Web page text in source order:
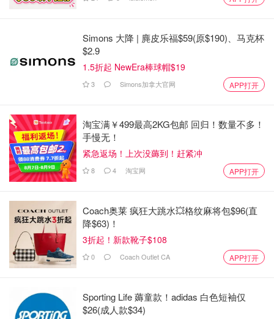
【DNA修护成分】
雨生红球藻、小球藻：溯源抗老，24小时修护DNA损伤；
叉珊藻提取物、裙带藻提取物：抗老、重建肌底支撑网。
【焕活胶原成分】
蓝铜胜肽：内源修护，强韧焕能；
棕榈酰五肽-4：促进胶原蛋白生成。
【抗氧化成分】
孔雀石提取物：有效清除自由基，实现抗氧化。
【补水保湿成分】
超小分子玻尿酸：渗透吸收，水润肌底；
Simons 大降 | 麂皮乐福$59(原$190)、马克杯
$2.9
1.5折起 NewEra棒球帽$19
3 Simons加拿大官网 APP打开
淘宝满￥499最高2KG包邮 回归！数量不多！
手慢无！
紧急返场！上次没薅到！赶紧冲
8 4 淘宝网 APP打开
Coach奥莱 疯狂大跳水💥格纹麻将包$96(直
降$63)！
3折起！新款靴子$108
0 Coach Outlet CA APP打开
Sporting Life 薅童款！adidas 白色短袖仅
$26(成人款$34)